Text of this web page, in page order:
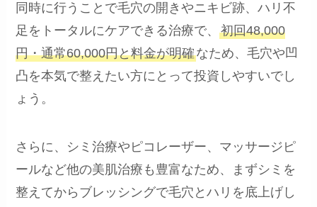
同時に行うことで毛穴の開きやニキビ跡、ハリ不
足をトータルにケアできる治療で、初回48,000
円・通常60,000円と料金が明確なため、毛穴や凹
凸を本気で整えたい方にとって投資しやすいでし
ょう。
さらに、シミ治療やピコレーザー、マッサージピ
ールなど他の美肌治療も豊富なため、まずシミを
整えてからブレッシングで毛穴とハリを底上げし